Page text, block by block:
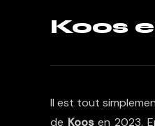
Koos
Il est tout
de Koosen 2023.